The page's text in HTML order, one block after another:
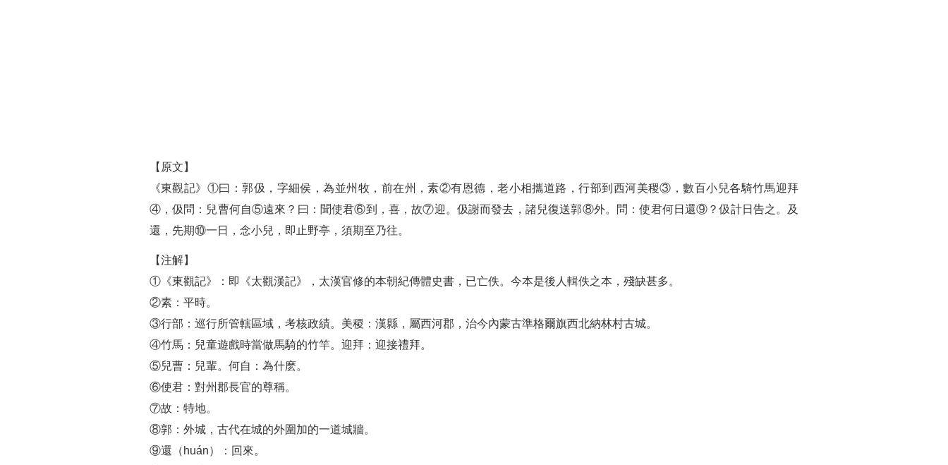
【原文】
《東觀記》①曰：郭伋，字細侯，為並州牧，前在州，素②有恩德，老小相攜道路，行部到西河美稷③，數百小兒各騎竹馬迎拜
④，伋問：兒曹何自⑤遠來？曰：聞使君⑥到，喜，故⑦迎。伋謝而發去，諸兒復送郭⑧外。問：使君何日還⑨？伋計日告之。及
還，先期⑩一日，念小兒，即止野亭，須期至乃往。
【注解】
①《東觀記》：即《太觀漢記》，太漢官修的本朝紀傳體史書，已亡佚。今本是後人輯佚之本，殘缺甚多。
②素：平時。
③行部：巡行所管轄區域，考核政績。美稷：漢縣，屬西河郡，治今內蒙古準格爾旗西北納林村古城。
④竹馬：兒童遊戲時當做馬騎的竹竿。迎拜：迎接禮拜。
⑤兒曹：兒輩。何自：為什麽。
⑥使君：對州郡長官的尊稱。
⑦故：特地。
⑧郭：外城，古代在城的外圍加的一道城牆。
⑨還（huán）：回來。